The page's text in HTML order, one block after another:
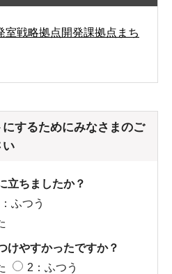
室戦略拠点開発課拠点まち
するためにみなさまのご
い
立ちましたか？
ふつう
けやすかったですか？
2：ふつう